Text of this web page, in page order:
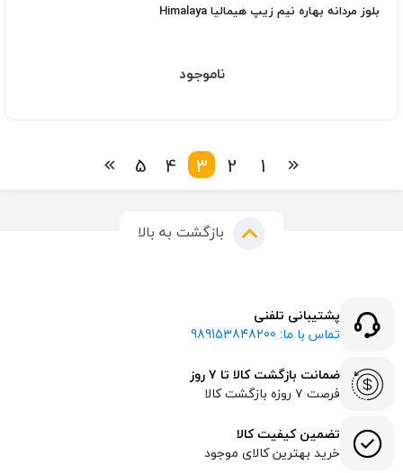
بلوز مردانه بهاره نیم زیپ هیمالیا Himalaya
ناموجود
1
2
3
4
5
بازگشت به بالا
پشتیبانی تلفنی
تماس با ما: 989153848200
ضمانت بازگشت کالا تا ۷ روز
فرصت ۷ روزه بازگشت کالا
تضمین کیفیت کالا
خرید بهترین کالای موجود